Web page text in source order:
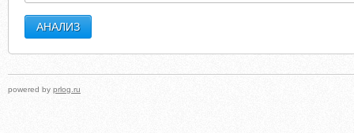
powered by prlog.ru